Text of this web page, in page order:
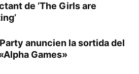
de ‘The Girls are
anuncien la sortida del
Games»